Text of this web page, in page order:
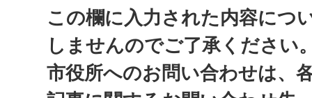
この欄に入力された内容につ
しませんのでご了承ください
市役所へのお問い合わせは、